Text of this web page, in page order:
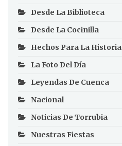
Desde La Biblioteca
Desde La Cocinilla
Hechos Para La Historia
La Foto Del Día
Leyendas De Cuenca
Nacional
Noticias De Torrubia
Nuestras Fiestas